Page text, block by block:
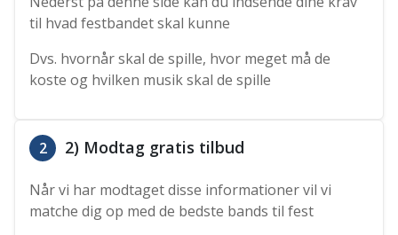
til hvad festbandet skal kunne
Dvs. hvornår skal de spille, hvor meget må de
koste og hvilken musik skal de spille
2 2) Modtag gratis tilbud
Når vi har modtaget disse informationer vil vi
matche dig op med de bedste bands til fest